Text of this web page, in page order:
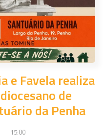
e Favela realiza
de
da Penha
15:00